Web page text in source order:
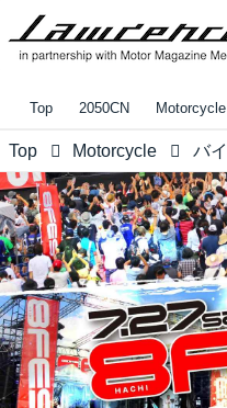
Top 2050CN Motorcycle
Top Motorcycle